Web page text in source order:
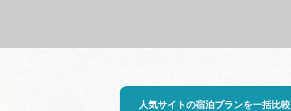
人気サイトの宿泊プランを一括比較